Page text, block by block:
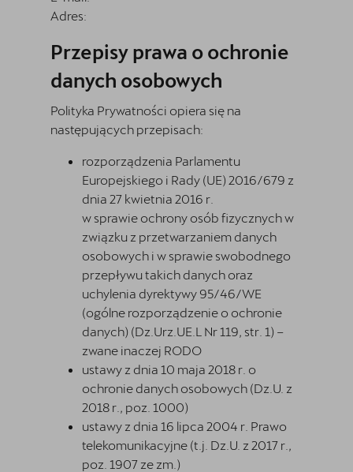
Adres:
Przepisy prawa o ochronie
danych osobowych
Polityka Prywatności opiera się na
następujących przepisach:
rozporządzenia Parlamentu
Europejskiego i Rady (UE) 2016/679 z
dnia 27 kwietnia 2016 r.
w sprawie ochrony osób fizycznych w
związku z przetwarzaniem danych
osobowych i w sprawie swobodnego
przepływu takich danych oraz
uchylenia dyrektywy 95/46/WE
(ogólne rozporządzenie o ochronie
danych) (Dz.Urz.UE.L Nr 119, str. 1) –
zwane inaczej RODO
ustawy z dnia 10 maja 2018 r. o
ochronie danych osobowych (Dz.U. z
2018 r., poz. 1000)
ustawy z dnia 16 lipca 2004 r. Prawo
telekomunikacyjne (t.j. Dz.U. z 2017 r.,
poz. 1907 ze zm.)